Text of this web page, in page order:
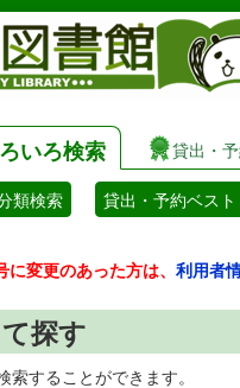
いろ検索 貸出・
類検索 貸出・予約ベスト
変更のあった方は、 利用者
探す
索することができます。